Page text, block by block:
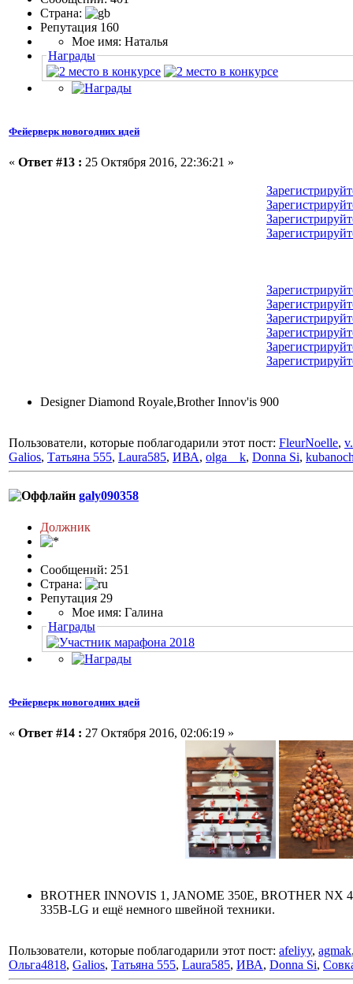
Страна:
Репутация 160
Мое имя: Наталья
Награды
Фейерверк новогодних идей
« Ответ #13 : 25 Октября 2016, 22:36:21 »
Designer Diamond Royale,Brother Innov'is 900
Пользователи, которые поблагодарили этот пост: FleurNoelle,
Galios, Татьяна 555, Laura585, ИВА, olga__k, Donna Si,
galy090358
Должник
Сообщений: 251
Страна:
Репутация 29
Мое имя: Галина
Награды
Фейерверк новогодних идей
« Ответ #14 : 27 Октября 2016, 02:06:19 »
BROTHER INNOVIS 1, JANOME 350E, BROTHER NX
335B-LG и ещё немного швейной техники.
Пользователи, которые поблагодарили этот пост: afeliyy, agmak
Ольга4818, Galios, Татьяна 555, Laura585, ИВА, Donna Si,